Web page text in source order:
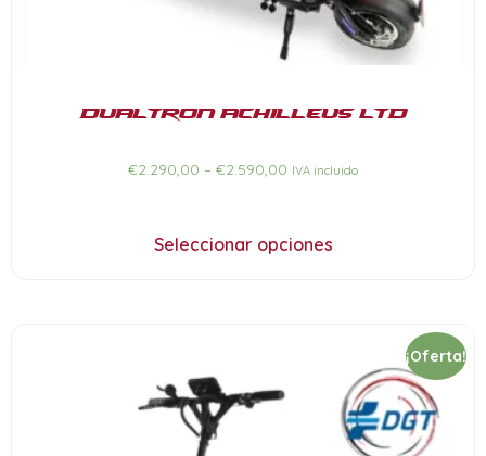
Dualtron Achilleus LTD
€2.290,00 – €2.590,00 IVA incluido
Seleccionar opciones
¡Oferta!